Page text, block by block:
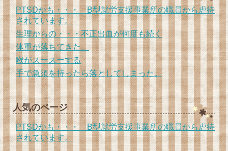
PTSDかも・・・ B型就労支援事業所の職員から虐待
されています。
生理からの・・・不正出血が何度も続く
体重が落ちてきた。
喉がスースーする
手で急須を持ったら落としてしまった。
人気のページ
PTSDかも・・・ B型就労支援事業所の職員から虐待
されています。